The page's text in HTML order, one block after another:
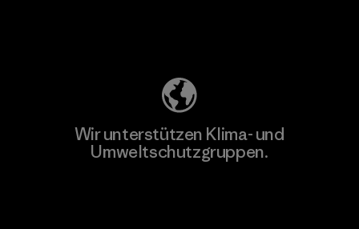
Wir unterstützen Klima- und
Umweltschutzgruppen.